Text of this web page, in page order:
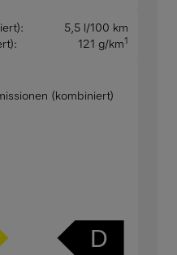
5,5 l/100 km
121 g/km1
(kombiniert)
D